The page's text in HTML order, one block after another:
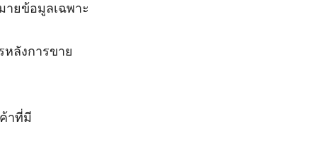
ายข้อมูลเฉพาะ
ลังการขาย
าที่มี